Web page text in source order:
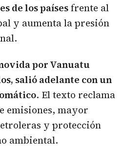
de los paísesfrente al
y aumenta la presión
por Vanuatu
salió adelante con un
. El texto reclama
emisiones, mayor
y protección
ambiental.